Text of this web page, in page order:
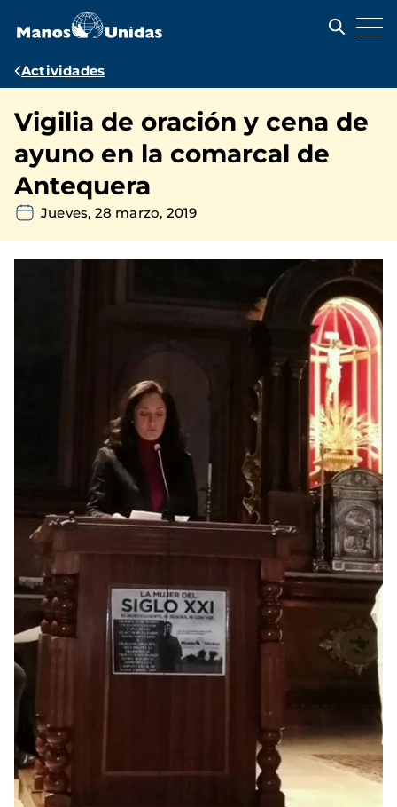
contenido
Ruta
navegación
Actividades
Vigilia de oración y cena de
ayuno en la comarcal de
Antequera
Jueves, 28 marzo, 2019